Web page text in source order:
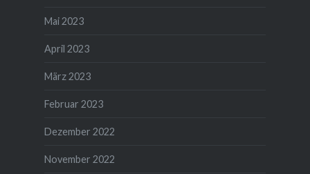
Mai 2023
April 2023
März 2023
Februar 2023
Dezember 2022
November 2022